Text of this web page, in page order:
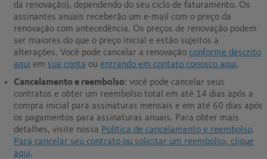
da renovação), dependendo do seu ciclo de faturamento. Os
assinantes anuais receberão um e-mail com o preço da
renovação com antecedência. Os preços de renovação podem
ser maiores do que o preço inicial e estão sujeitos a
alterações. Você pode cancelar a renovação conforme descrito
aqui em sua conta ou entrando em contato conosco aqui.
Cancelamento e reembolso: você pode cancelar seus
contratos e obter um reembolso total em até 14 dias após a
compra inicial para assinaturas mensais e em até 60 dias após
os pagamentos para assinaturas anuais. Para obter mais
detalhes, visite nossa Política de cancelamento e reembolso.
Para cancelar seu contrato ou solicitar um reembolso, clique
aqui.